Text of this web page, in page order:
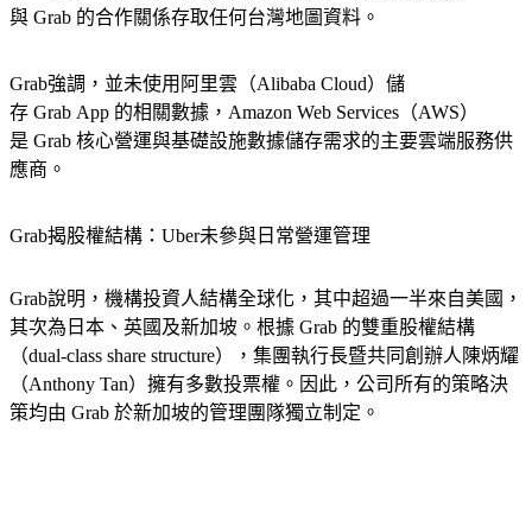
與 Grab 的合作關係存取任何台灣地圖資料。
Grab強調，並未使用阿里雲（Alibaba Cloud）儲
存 Grab App 的相關數據，Amazon Web Services（AWS）
是 Grab 核心營運與基礎設施數據儲存需求的主要雲端服務供
應商。
Grab揭股權結構：Uber未參與日常營運管理
Grab說明，機構投資人結構全球化，其中超過一半來自美國，
其次為日本、英國及新加坡。根據 Grab 的雙重股權結構
（dual-class share structure），集團執行長暨共同創辦人陳炳耀
（Anthony Tan）擁有多數投票權。因此，公司所有的策略決
策均由 Grab 於新加坡的管理團隊獨立制定。